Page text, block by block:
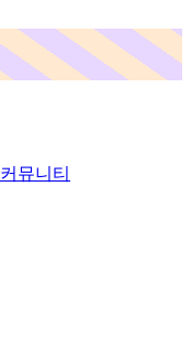
커뮤니티